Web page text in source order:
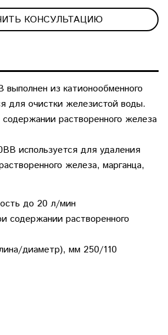
КОНСУЛЬТАЦИЮ
из катионообменного
для очистки железистой воды.
растворенного железа
используется для удаления
железа, марганца,
до 20 л/мин
содержании растворенного
диаметр), мм 250/110